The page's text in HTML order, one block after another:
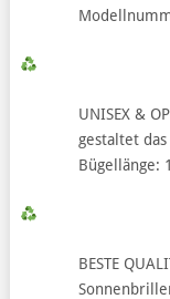
UNISEX &
gestaltet
Bügellänge:
BESTE